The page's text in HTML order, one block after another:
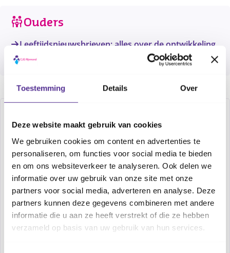
Toestemming Details Over
Deze website maakt gebruik van cookies
We gebruiken cookies om content en advertenties te
personaliseren, om functies voor social media te bieden
en om ons websiteverkeer te analyseren. Ook delen we
informatie over uw gebruik van onze site met onze
partners voor social media, adverteren en analyse. Deze
partners kunnen deze gegevens combineren met andere
informatie die u aan ze heeft verstrekt of die ze hebben
verzameld op basis van uw gebruik van hun services.
Ouders
Leeftijdsnieuwsbrieven: alles over de ontwikkeling
van jouw kind
Contactpersoon
Ellen Lindhout
Stafverpleegkundige